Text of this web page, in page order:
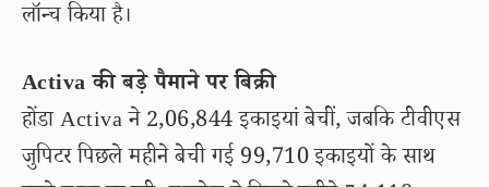
लॉन्च किया है।
Activa की बड़े पैमाने पर बिक्री
होंडा Activa ने 2,06,844 इकाइयां बेचीं, जबकि टीवीएस
जुपिटर पिछले महीने बेची गई 99,710 इकाइयों के साथ